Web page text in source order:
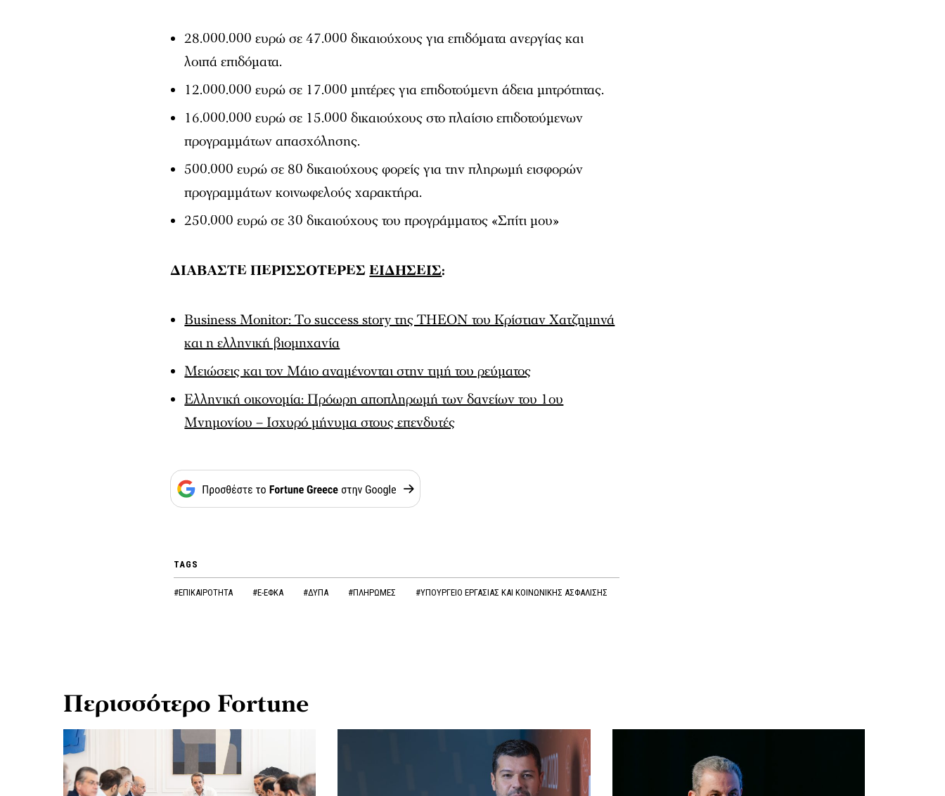
28.000.000 ευρώ σε 47.000 δικαιούχους για επιδόματα ανεργίας και
λοιπά επιδόματα.
12.000.000 ευρώ σε 17.000 μητέρες για επιδοτούμενη άδεια μητρότητας.
16.000.000 ευρώ σε 15.000 δικαιούχους στο πλαίσιο επιδοτούμενων
προγραμμάτων απασχόλησης.
500.000 ευρώ σε 80 δικαιούχους φορείς για την πληρωμή εισφορών
προγραμμάτων κοινωφελούς χαρακτήρα.
250.000 ευρώ σε 30 δικαιούχους του προγράμματος «Σπίτι μου»
ΔΙΑΒΑΣΤΕ ΠΕΡΙΣΣΟΤΕΡΕΣΕΙΔΗΣΕΙΣ:
Βusiness Monitor: Tο success story της TΗΕΟΝ του Κρίστιαν Χατζημηνά
και η ελληνική βιομηχανία
Μειώσεις και τον Μάιο αναμένονται στην τιμή του ρεύματος
Ελληνική οικονομία: Πρόωρη αποπληρωμή των δανείων του 1ου
Μνημονίου – Ισχυρό μήνυμα στους επενδυτές
TAGS
#ΕΠΙΚΑΙΡΟΤΗΤΑ #E-ΕΦΚΑ #ΔΥΠΑ #ΠΛΗΡΩΜΕΣ #ΥΠΟΥΡΓΕΙΟ ΕΡΓΑΣΙΑΣ ΚΑΙ ΚΟΙΝΩΝΙΚΗΣ ΑΣΦΑΛΙΣΗΣ
Περισσότερο Fortune